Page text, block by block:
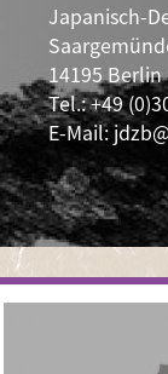
Japanisch-
14195 Berlin
Tel.: +49
E-Mail: